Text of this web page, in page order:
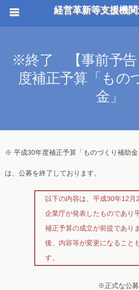
経営革新等支援機
※終了 【事前予告
度補正予算「もの
金」
※ 平成30年度補正予算「ものづくり補助金
は、公募を終了しております。
以下の内容は、平成30年12月
企業庁が発表したものであり
補正予算の成立が前提であり
後、内容等が変更になること
す。
※正式な公募